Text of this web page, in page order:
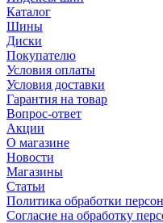
Каталог
Шины
Диски
Покупателю
Условия оплаты
Условия доставки
Гарантия на товар
Вопрос-ответ
Акции
О магазине
Новости
Магазины
Статьи
Политика обработки
Согласие на обработку